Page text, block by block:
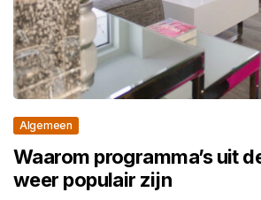
Algemeen
Waarom programma’s uit
weer populair zijn